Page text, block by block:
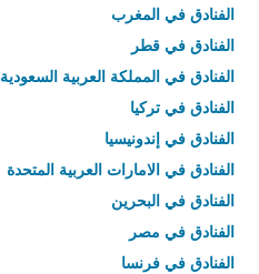
الفنادق في المغرب
الفنادق في قطر
الفنادق في المملكة العربية السعودية
الفنادق في تركيا
الفنادق في إندونيسيا
الفنادق في الامارات العربية المتحدة
الفنادق في البحرين
الفنادق في مصر
الفنادق في فرنسا